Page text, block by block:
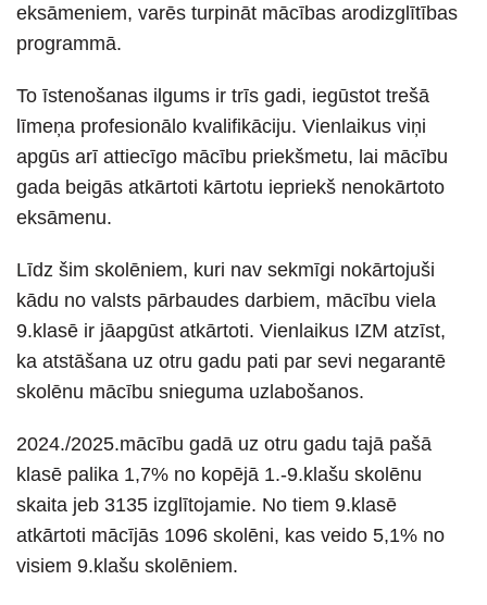
eksāmeniem, varēs turpināt mācības arodizglītības
programmā.
To īstenošanas ilgums ir trīs gadi, iegūstot trešā
līmeņa profesionālo kvalifikāciju. Vienlaikus viņi
apgūs arī attiecīgo mācību priekšmetu, lai mācību
gada beigās atkārtoti kārtotu iepriekš nenokārtoto
eksāmenu.
Līdz šim skolēniem, kuri nav sekmīgi nokārtojuši
kādu no valsts pārbaudes darbiem, mācību viela
9.klasē ir jāapgūst atkārtoti. Vienlaikus IZM atzīst,
ka atstāšana uz otru gadu pati par sevi negarantē
skolēnu mācību snieguma uzlabošanos.
2024./2025.mācību gadā uz otru gadu tajā pašā
klasē palika 1,7% no kopējā 1.-9.klašu skolēnu
skaita jeb 3135 izglītojamie. No tiem 9.klasē
atkārtoti mācījās 1096 skolēni, kas veido 5,1% no
visiem 9.klašu skolēniem.